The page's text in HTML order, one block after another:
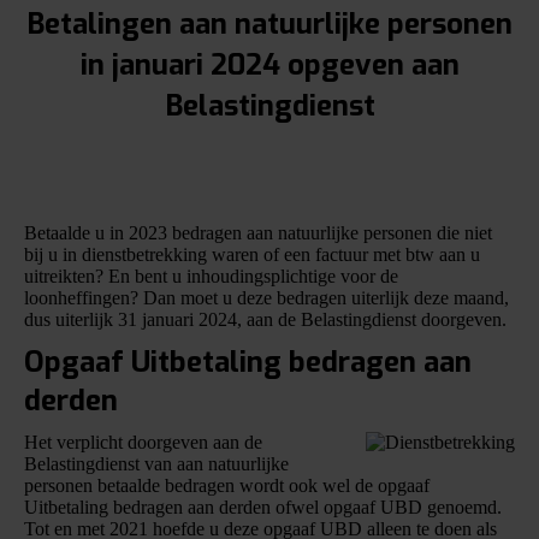
Betalingen aan natuurlijke personen
in januari 2024 opgeven aan
Belastingdienst
Betaalde u in 2023 bedragen aan natuurlijke personen die niet
bij u in dienstbetrekking waren of een factuur met btw aan u
uitreikten? En bent u inhoudingsplichtige voor de
loonheffingen? Dan moet u deze bedragen uiterlijk deze maand,
dus uiterlijk 31 januari 2024, aan de Belastingdienst doorgeven.
Opgaaf Uitbetaling bedragen aan
derden
Het verplicht doorgeven aan de
Belastingdienst van aan natuurlijke
personen betaalde bedragen wordt ook wel de opgaaf
Uitbetaling bedragen aan derden ofwel opgaaf UBD genoemd.
Tot en met 2021 hoefde u deze opgaaf UBD alleen te doen als